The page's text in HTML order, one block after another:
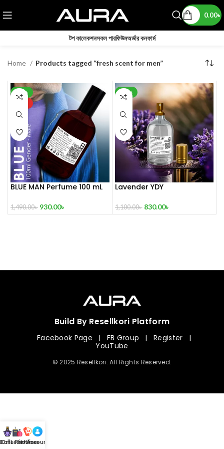
0.00৳
টপ কালেকশনসকল পারফিউমঅর্ডার কনফার্ম
Home Products tagged “fresh scent for men”
-38%
BLUE MAN Perfume 100 mL
1,490.00৳ 930.00৳
-25%
Lavender YDY
1,100.00৳ 830.00৳
Build By Resellkori Platform
Facebook Page | FB Group | Register
|
YouTube
© 2025 Resellkori. All Rights Reserved.
mL Perfumes
Hotline
Account